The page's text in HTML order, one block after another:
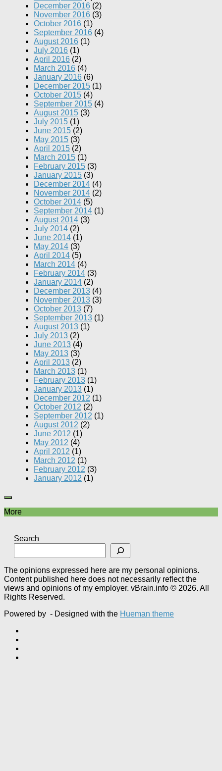
December 2016 (2)
November 2016 (3)
October 2016 (1)
September 2016 (4)
August 2016 (1)
July 2016 (1)
April 2016 (2)
March 2016 (4)
January 2016 (6)
December 2015 (1)
October 2015 (4)
September 2015 (4)
August 2015 (3)
July 2015 (1)
June 2015 (2)
May 2015 (3)
April 2015 (2)
March 2015 (1)
February 2015 (3)
January 2015 (3)
December 2014 (4)
November 2014 (2)
October 2014 (5)
September 2014 (1)
August 2014 (3)
July 2014 (2)
June 2014 (1)
May 2014 (3)
April 2014 (5)
March 2014 (4)
February 2014 (3)
January 2014 (2)
December 2013 (4)
November 2013 (3)
October 2013 (7)
September 2013 (1)
August 2013 (1)
July 2013 (2)
June 2013 (4)
May 2013 (3)
April 2013 (2)
March 2013 (1)
February 2013 (1)
January 2013 (1)
December 2012 (1)
October 2012 (2)
September 2012 (1)
August 2012 (2)
June 2012 (1)
May 2012 (4)
April 2012 (1)
March 2012 (1)
February 2012 (3)
January 2012 (1)
More
Search
The opinions expressed here are my personal opinions.
Content published here does not necessarily reflect the
views and opinions of my employer. vBrain.info © 2026. All
Rights Reserved.
Powered by - Designed with the Hueman theme